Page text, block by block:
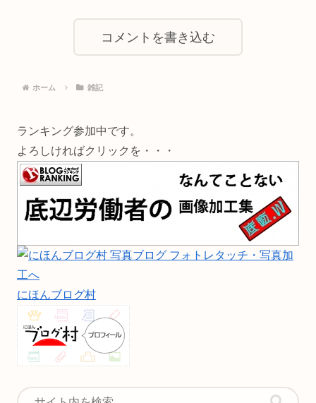
コメントを書き込む
ホーム 雑記
ランキング参加中です。
よろしければクリックを・・・
にほんブログ村